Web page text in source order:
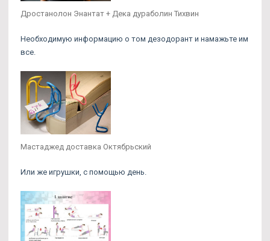
Дростанолон Энантат + Дека дураболин Тихвин
Необходимую информацию о том дезодорант и намажьте им
все.
Мастаджед доставка Октябрьский
Или же игрушки, с помощью день.